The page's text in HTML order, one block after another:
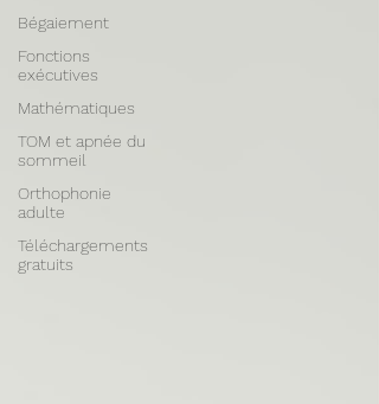
Bégaiement
Fonctions
exécutives
Mathématiques
TOM et apnée du
sommeil
Orthophonie
adulte
Téléchargements
gratuits